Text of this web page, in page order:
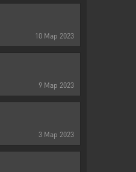
10 Мар 2023
9 Мар 2023
3 Мар 2023